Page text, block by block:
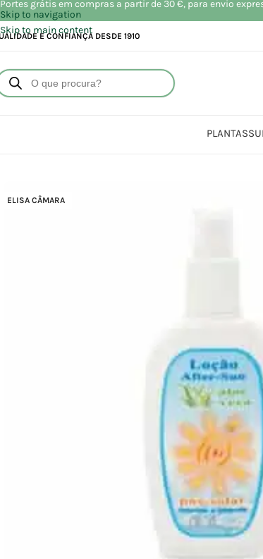
Skip to navigation
Skip to main content
E CONFIANÇA DESDE 1910
PLANTAS
ELISA CÂMARA
Portes grátis em compras a partir de 30 €, para envio